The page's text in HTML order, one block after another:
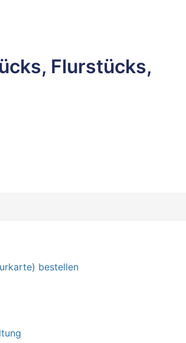
Flurstücks,
bestellen